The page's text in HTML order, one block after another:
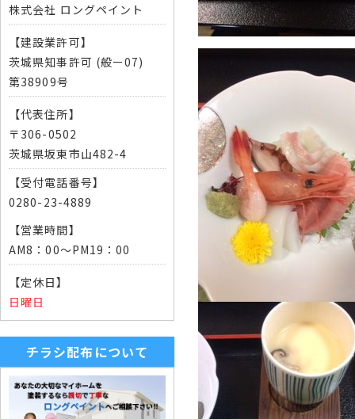
株式会社 ロングペイント
【建設業許可】
茨城県知事許可 (般ー07)
第38909号
【代表住所】
〒306-0502
茨城県坂東市山482-4
【受付電話番号】
0280-23-4889
【営業時間】
AM8：00～PM19：00
【定休日】
日曜日
チラシ配布について